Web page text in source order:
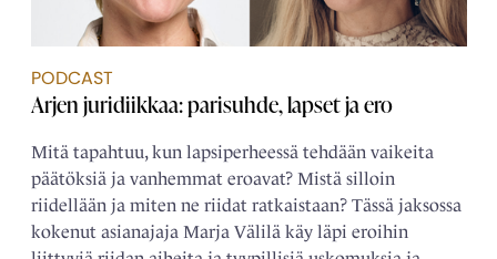
PODCAST
Arjen juridiikkaa: parisuhde, lapset ja ero
Mitä tapahtuu, kun lapsiperheessä tehdään vaikeita
päätöksiä ja vanhemmat eroavat? Mistä silloin
riidellään ja miten ne riidat ratkaistaan? Tässä jaksossa
kokenut asianajaja Marja Välilä käy läpi eroihin